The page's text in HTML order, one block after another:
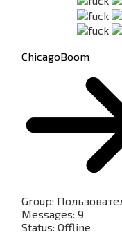
ChicagoBoom
Group:
Messages: 9
Status: Offline